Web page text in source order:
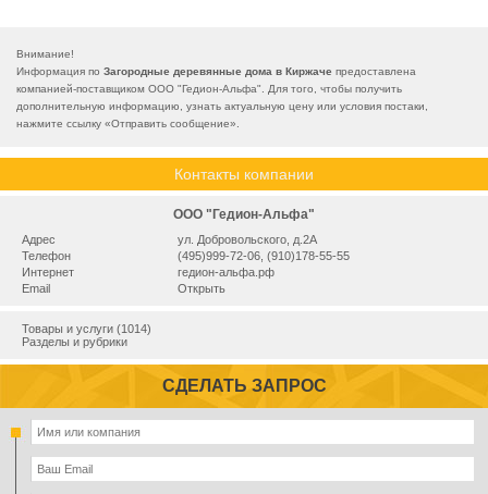
Внимание!
Информация по Загородные деревянные дома в Киржаче предоставлена
компанией-поставщиком ООО "Гедион-Альфа". Для того, чтобы получить
дополнительную информацию, узнать актуальную цену или условия постаки,
нажмите ссылку «Отправить сообщение».
Контакты компании
ООО "Гедион-Альфа"
Адрес
ул. Добровольского, д.2А
Телефон
(495)999-72-06, (910)178-55-55
Интернет
гедион-альфа.рф
Email
Открыть
Товары и услуги (1014)
Разделы и рубрики
СДЕЛАТЬ ЗАПРОС